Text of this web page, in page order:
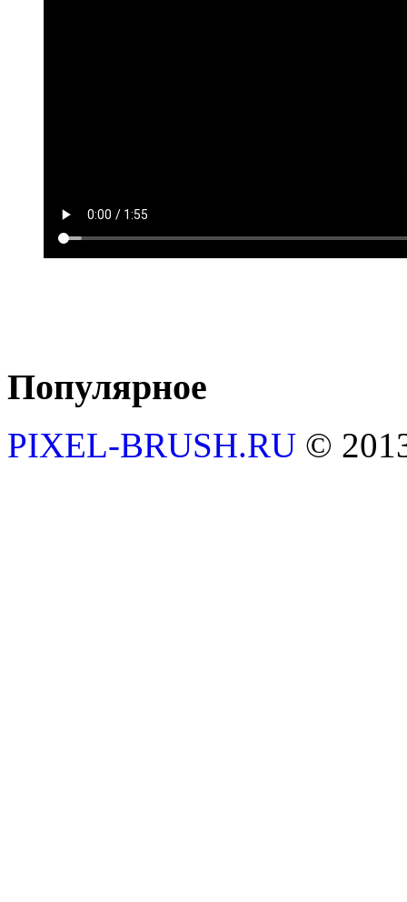
Популярное
PIXEL-BRUSH.RU ©